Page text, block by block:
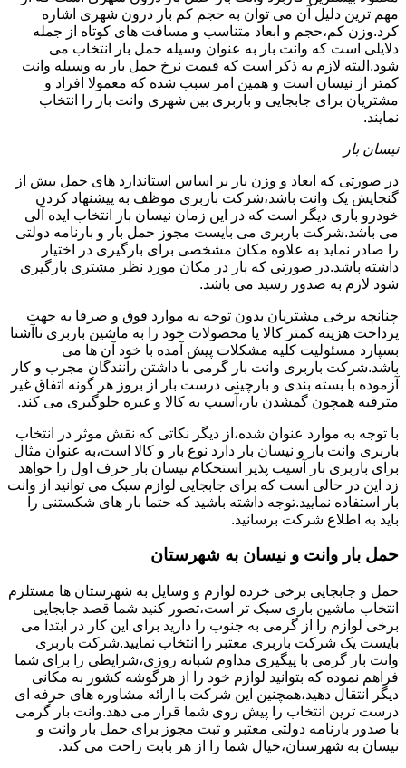
مهم ترین دلیل آن می توان به حجم کم بار درون شهری اشاره
کرد.وزن کم،حجم و ابعاد متناسب و مسافت های کوتاه از جمله
دلایلی است که وانت بار به عنوان وسیله حمل بار انتخاب می
شود.البته لازم به ذکر است که قیمت نرخ حمل بار به وسیله وانت
کمتر از نیسان است و همین امر سبب شده که معمولا افراد و
مشتریان برای جابجایی و باربری بین شهری وانت بار را انتخاب
نمایند.
نیسان بار
در صورتی که ابعاد و وزن بار بر اساس استاندارد های حمل بیش از
گنجایش یک وانت باشد،شرکت باربری موظف به پیشنهاد کردن
خودرو باری دیگر است که در این زمان نیسان بار انتخاب ایده آلی
می باشد.شرکت باربری می بایست مجوز حمل بار و بارنامه دولتی
را صادر نماید به علاوه مکان مشخصی برای بارگیری در اختیار
داشته باشد.در صورتی که بار در مکان مورد نظر مشتری بارگیری
شود لازم به صدور رسید می باشد.
چنانچه برخی مشتریان بدون توجه به موارد فوق و صرفا به جهت
پرداخت هزینه کمتر کالا یا محصولات خود را به ماشین باربری ناآشنا
بسپارد مسئولیت کلیه مشکلات پیش آمده با خود آن ها می
باشد.شرکت باربری وانت بار گرمی با داشتن رانندگان مجرب و کار
آزموده با بسته بندی و بارچینی درست بار از بروز هر گونه اتفاق غیر
مترقبه همچون گمشدن بار،آسیب به کالا و غیره جلوگیری می کند.
با توجه به موارد عنوان شده،از دیگر نکاتی که نقش موثر در انتخاب
باربری وانت بار و نیسان بار دارد نوع بار و کالا است،به عنوان مثال
برای باربری بار آسیب پذیر استحکام نیسان بار حرف اول را خواهد
زد این در حالی است که برای جابجایی لوازم سبک می توانید از وانت
بار استفاده نمایید.توجه داشته باشید که حتما بار های شکستنی را
باید به اطلاع شرکت برسانید.
حمل بار وانت و نیسان به شهرستان
حمل و جابجایی برخی خرده لوازم و وسایل به شهرستان ها مستلزم
انتخاب ماشین باری سبک تر است،تصور کنید شما قصد جابجایی
برخی لوازم را از گرمی به جنوب را دارید برای این کار در ابتدا می
بایست یک شرکت باربری معتبر را انتخاب نمایید.شرکت باربری
وانت بار گرمی با پیگیری مداوم شبانه روزی،شرایطی را برای شما
فراهم نموده که بتوانید لوازم خود را از هرگوشه کشور به مکانی
دیگر انتقال دهید،همچنین این شرکت با ارائه مشاوره های حرفه ای
درست ترین انتخاب را پیش روی شما قرار می دهد.وانت بار گرمی
با صدور بارنامه دولتی معتبر و ثبت مجوز برای حمل بار وانت و
نیسان به شهرستان،خیال شما را از هر بابت راحت می کند.